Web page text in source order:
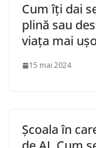
Cum îți dai
plină sau
viața mai
15 mai 2024
Școala în